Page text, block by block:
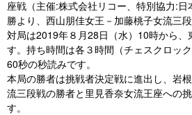
座戦（主催:株式会社リコー、特別協力:
勝より、西山朋佳女王－加藤桃子女流三段
対局は2019年８月28日（水）10時から、
す。持ち時間は各３時間（チェスクロッ
60秒の秒読みです。
本局の勝者は挑戦者決定戦に進出し、岩
流三段戦の勝者と里見香奈女流王座への
す。